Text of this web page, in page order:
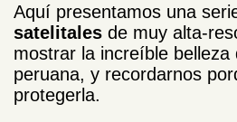
Aquí presentamos una
satelitales de muy alta-
mostrar la increíble belleza
peruana, y recordarnos
protegerla.